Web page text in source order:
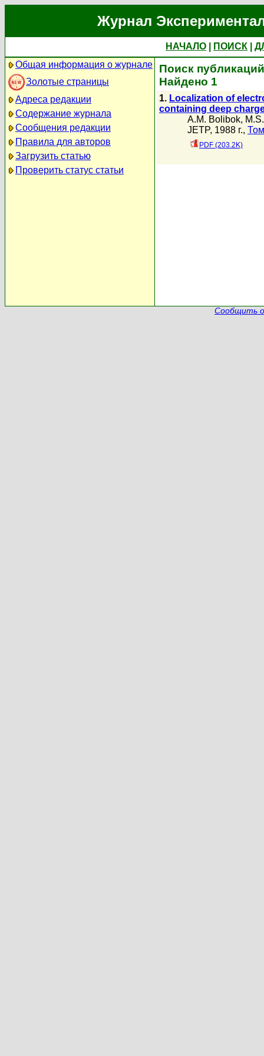
Журнал
НАЧАЛО ПОИСК
Общая информация о журнале
Золотые страницы
Адреса редакции
Содержание журнала
Сообщения редакции
Правила для авторов
Загрузить статью
Проверить статус статьи
Поиск
Найдено 1
1. Localization of
containing deep
A.M. Bolibok,
JETP, 1988 г.,
PDF (203.2K)
Сообщить о